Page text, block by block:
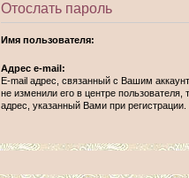
Отослать пароль
Имя пользователя:
Адрес e-mail:
E-mail адрес, связанный с Вашим
не изменили его в центре пользователя,
адрес, указанный Вами при регистрации.